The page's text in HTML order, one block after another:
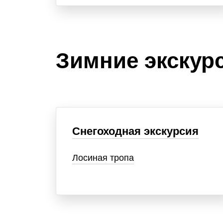
Зимние
Снегоходная экскурсия
Лосиная тропа